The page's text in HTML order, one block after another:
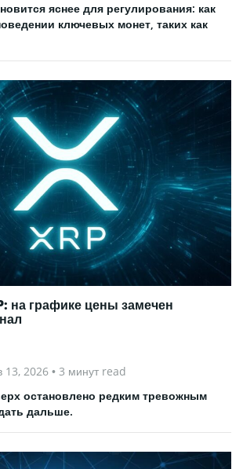
яснее для регулирования: как
ключевых монет, таких как
на графике цены замечен
13, 2026 • 3 минут read
остановлено редким тревожным
дальше.